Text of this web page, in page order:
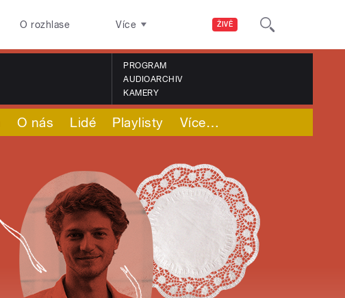
ŽIVĚ
O rozhlase Více
PROGRAM
AUDIOARCHIV
KAMERY
O nás Lidé Playlisty Více…